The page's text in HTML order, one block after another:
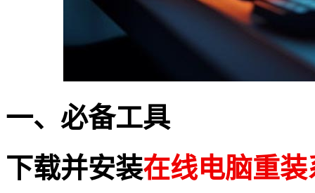
一、必备工具
下载并安装在线电脑重